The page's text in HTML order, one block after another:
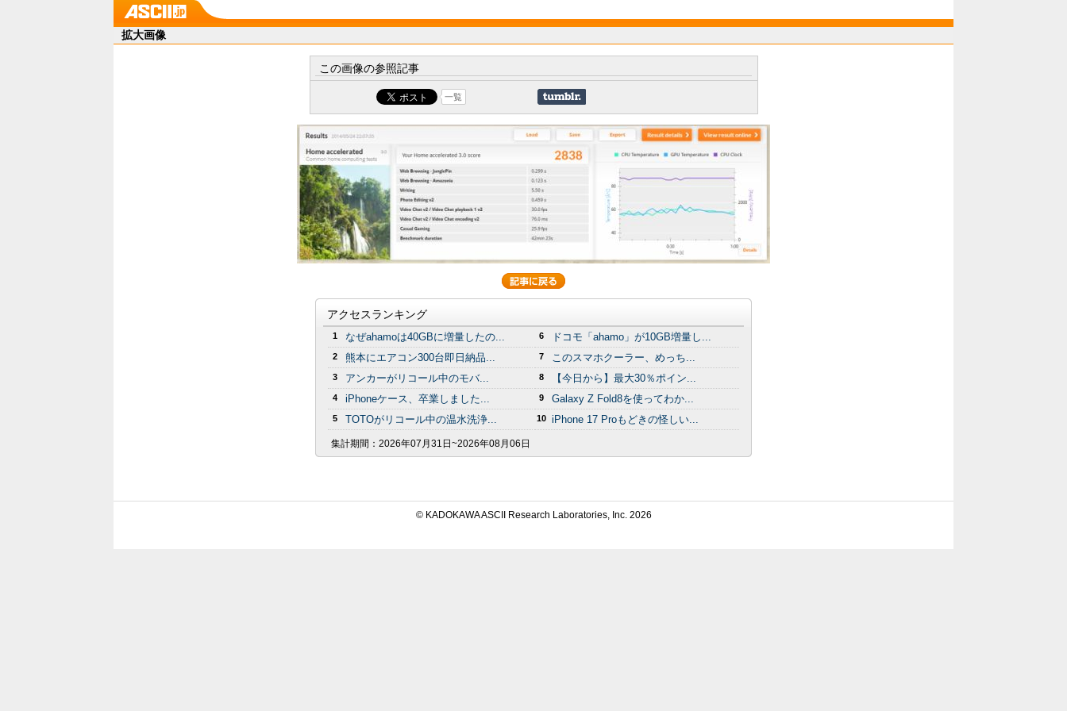
拡大画像
この画像の参照記事
一覧
アクセスランキング
1 なぜahamoは40GBに増量したの...
2 熊本にエアコン300台即日納品...
3 アンカーがリコール中のモバ...
4 iPhoneケース、卒業しました...
5 TOTOがリコール中の温水洗浄...
6 ドコモ「ahamo」が10GB増量し...
7 このスマホクーラー、めっち...
8 【今日から】最大30％ポイン...
9 Galaxy Z Fold8を使ってわか...
10 iPhone 17 Proもどきの怪しい...
集計期間： 2026年07月31日~2026年08月06日
© KADOKAWA ASCII Research Laboratories, Inc. 2026